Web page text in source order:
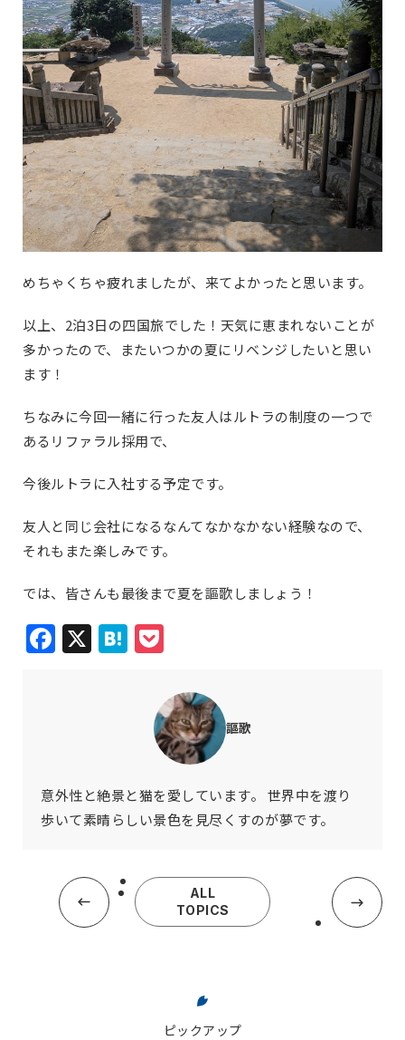
めちゃくちゃ疲れましたが、来てよかったと思います。
以上、2泊3日の四国旅でした！天気に恵まれないことが
多かったので、またいつかの夏にリベンジしたいと思い
ます！
ちなみに今回一緒に行った友人はルトラの制度の一つで
あるリファラル採用で、
今後ルトラに入社する予定です。
友人と同じ会社になるなんてなかなかない経験なので、
それもまた楽しみです。
では、皆さんも最後まで夏を謳歌しましょう！
Facebook
X Hatena
謳歌
意外性と絶景と猫を愛しています。 世界中を渡り
歩いて素晴らしい景色を見尽くすのが夢です。
ALL
TOPICS
ピックアップ